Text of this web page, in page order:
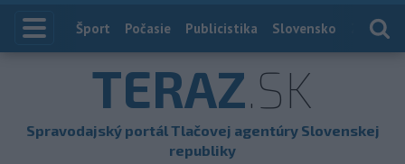
Index
Šport Počasie Publicistika Slovensko
TERAZ.SK
Spravodajský portál Tlačovej agentúry Slovenskej
republiky